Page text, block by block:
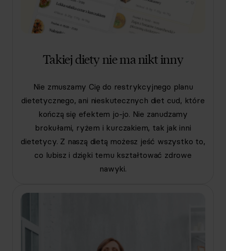
Takiej diety nie ma nikt inny
Nie zmuszamy Cię do restrykcyjnego planu
dietetycznego, ani nieskutecznych diet cud, które
kończą się efektem jo-jo. Nie zanudzamy
brokułami, ryżem i kurczakiem, tak jak inni
dietetycy. Z naszą dietą możesz jeść wszystko to,
co lubisz i dzięki temu kształtować zdrowe
nawyki.